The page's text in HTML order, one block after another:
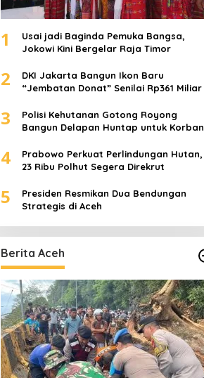
1
Usai jadi Baginda Pemuka Bangsa,
Jokowi Kini Bergelar Raja Timor
2
DKI Jakarta Bangun Ikon Baru
“Jembatan Donat” Senilai Rp361 Miliar
3
Polisi Kehutanan Gotong Royong
Bangun Delapan Huntap untuk Korban
4
Prabowo Perkuat Perlindungan Hutan,
23 Ribu Polhut Segera Direkrut
5
Presiden Resmikan Dua Bendungan
Strategis di Aceh
Berita Aceh